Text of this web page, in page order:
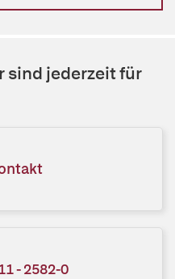
sind jederzeit für
- 2582-0